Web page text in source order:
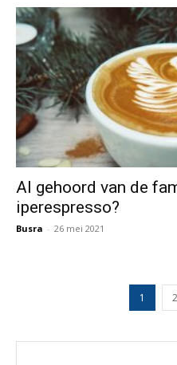
Al gehoord van de
iperespresso?
Busra - 26 mei 2021
1 2